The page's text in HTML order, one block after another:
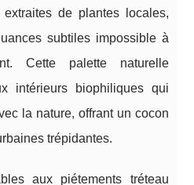
de plantes locales,
subtiles impossible à
Cette palette naturelle
intérieurs biophiliques qui
la nature, offrant un cocon
trépidantes.
aux piétements tréteau